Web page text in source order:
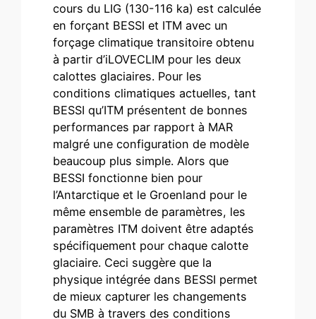
cours du LIG (130-116 ka) est calculée
en forçant BESSI et ITM avec un
forçage climatique transitoire obtenu
à partir d’iLOVECLIM pour les deux
calottes glaciaires. Pour les
conditions climatiques actuelles, tant
BESSI qu’ITM présentent de bonnes
performances par rapport à MAR
malgré une configuration de modèle
beaucoup plus simple. Alors que
BESSI fonctionne bien pour
l’Antarctique et le Groenland pour le
même ensemble de paramètres, les
paramètres ITM doivent être adaptés
spécifiquement pour chaque calotte
glaciaire. Ceci suggère que la
physique intégrée dans BESSI permet
de mieux capturer les changements
du SMB à travers des conditions